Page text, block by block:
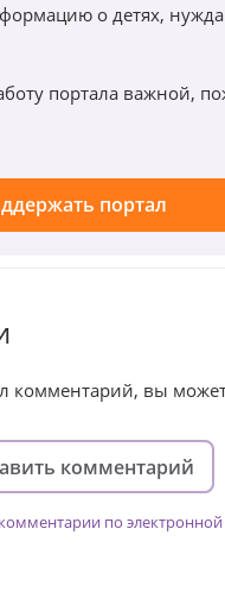
о детях,
портала важной,
портал
комментарий, вы
комментарий
по